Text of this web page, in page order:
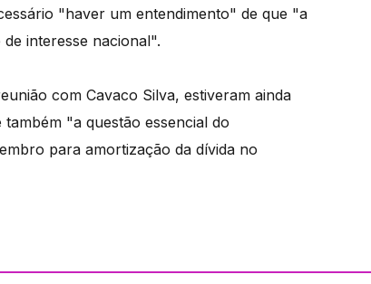
"haver um entendimento" de que "a
interesse nacional".
com Cavaco Silva, estiveram ainda
"a questão essencial do
para amortização da dívida no